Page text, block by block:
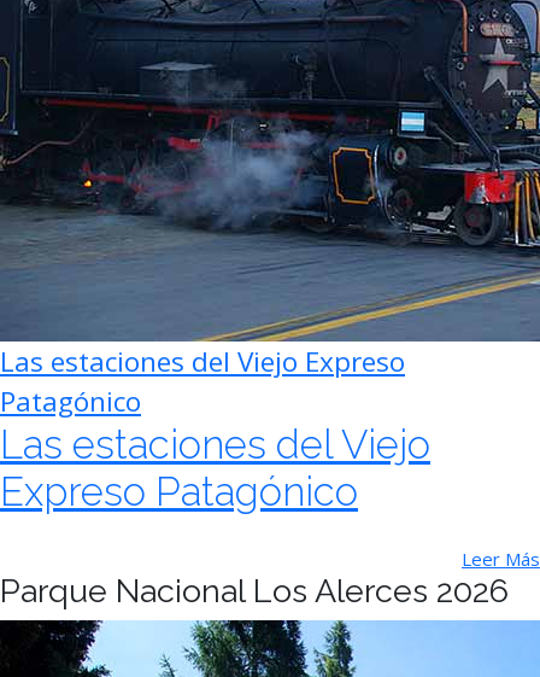
Las estaciones del Viejo Expreso
Patagónico
Las estaciones del Viejo
Expreso Patagónico
Leer Más
Parque Nacional Los Alerces 2026